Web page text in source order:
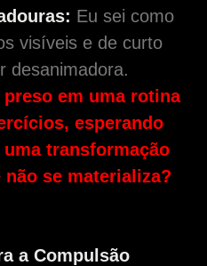
Eu sei como
visíveis e de curto
desanimadora.
em uma rotina
esperando
transformação
se materializa?
a Compulsão